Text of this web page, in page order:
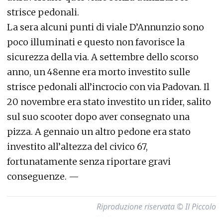
strisce pedonali.
La sera alcuni punti di viale D’Annunzio sono
poco illuminati e questo non favorisce la
sicurezza della via. A settembre dello scorso
anno, un 48enne era morto investito sulle
strisce pedonali all’incrocio con via Padovan. Il
20 novembre era stato investito un rider, salito
sul suo scooter dopo aver consegnato una
pizza. A gennaio un altro pedone era stato
investito all’altezza del civico 67,
fortunatamente senza riportare gravi
conseguenze. —
Riproduzione riservata © Il Piccolo